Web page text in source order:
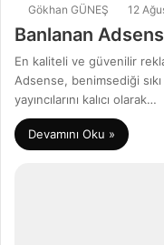
Gökhan GÜNEŞ 12
Banlanan
En kaliteli ve güvenilir
Adsense, benimsediği
yayıncılarını kalıcı olarak…
Devamını Oku »